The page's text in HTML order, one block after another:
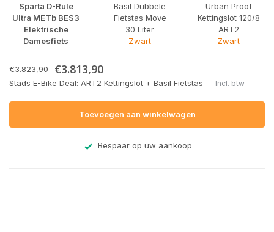
Sparta D-Rule
Ultra METb BES3
Elektrische
Damesfiets
Basil Dubbele
Fietstas Move
30 Liter
Zwart
Urban Proof
Kettingslot 120/8
ART2
Zwart
€3.823,90 €3.813,90
Stads E-Bike Deal: ART2 Kettingslot + Basil Fietstas Incl. btw
Toevoegen aan winkelwagen
Bespaar op uw aankoop